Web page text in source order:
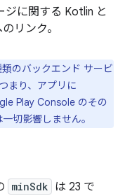
ジに関する Kotlin と
リンク。
のバックエンド サービ
まり、アプリに
Play Console のその
一切影響しません。
minSdk は 23 で